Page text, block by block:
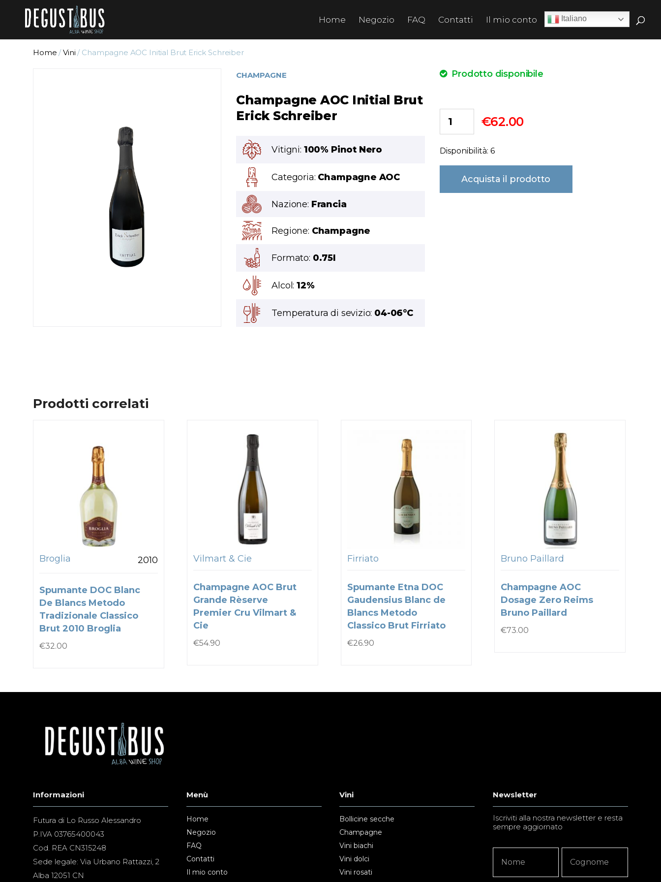
Home Negozio FAQ Contatti Il mio conto
Home /Vini / Champagne AOC Initial Brut Erick Schreiber
CHAMPAGNE
Champagne AOC Initial Brut
Erick Schreiber
Vitigni: 100% Pinot Nero
Categoria: Champagne AOC
Nazione: Francia
Regione: Champagne
Formato: 0.75l
Alcol:12%
Temperatura di sevizio: 04-06°C
Prodotto disponibile
€62.00
Disponibilità: 6
Acquista il prodotto
Prodotti correlati
Broglia 2010
Spumante DOC Blanc
De Blancs Metodo
Tradizionale Classico
Brut 2010 Broglia
€32.00
Vilmart & Cie
Champagne AOC Brut
Grande Rèserve
Premier Cru Vilmart &
Cie
€54.90
Firriato
Spumante Etna DOC
Gaudensius Blanc de
Blancs Metodo
Classico Brut Firriato
€26.90
Bruno Paillard
Champagne AOC
Dosage Zero Reims
Bruno Paillard
€73.00
Informazioni
Futura di Lo Russo Alessandro
P.IVA 03765400043
Cod. REA CN315248
Sede legale: Via Urbano Rattazzi, 2
Alba 12051 CN
Menù
Home
Negozio
FAQ
Contatti
Il mio conto
Vini
Bollicine secche
Champagne
Vini biachi
Vini dolci
Vini rosati
Newsletter
Iscriviti alla nostra newsletter e resta
sempre aggiornato
Signup
Italiano